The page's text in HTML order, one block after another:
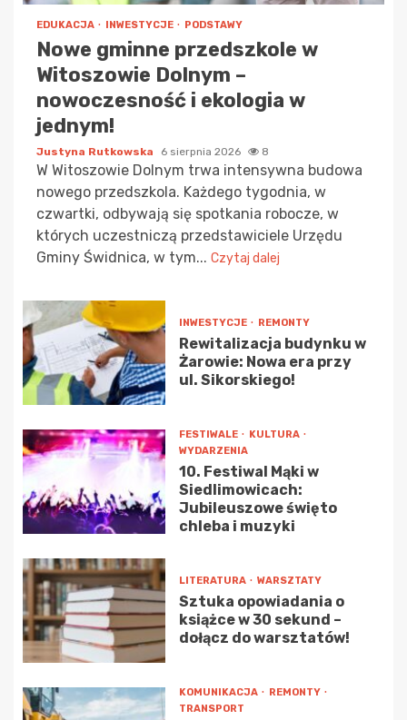
EDUKACJA INWESTYCJE PODSTAWY
Nowe gminne przedszkole w
Witoszowie Dolnym –
nowoczesność i ekologia w
jednym!
Justyna Rutkowska 6 sierpnia 2026 8
W Witoszowie Dolnym trwa intensywna budowa
nowego przedszkola. Każdego tygodnia, w
czwartki, odbywają się spotkania robocze, w
których uczestniczą przedstawiciele Urzędu
Gminy Świdnica, w tym... Czytaj dalej
INWESTYCJE REMONTY
Rewitalizacja budynku w
Żarowie: Nowa era przy
ul. Sikorskiego!
FESTIWALE
KULTURA
WYDARZENIA
10. Festiwal Mąki w
Siedlimowicach:
Jubileuszowe święto
chleba i muzyki
LITERATURA WARSZTATY
Sztuka opowiadania o
książce w 30 sekund –
dołącz do warsztatów!
KOMUNIKACJA
REMONTY
TRANSPORT